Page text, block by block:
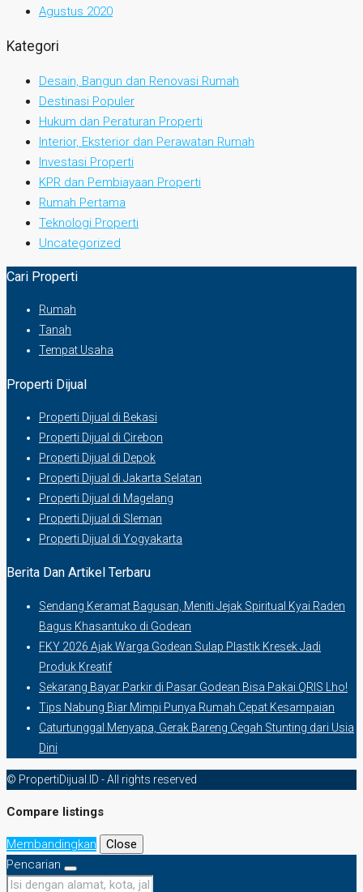
Agustus 2020
Kategori
Desain, Bangun dan Renovasi Rumah
Destinasi Populer
Hukum dan Peraturan Properti
Interior, Eksterior dan Perawatan Rumah
Investasi Properti
KPR dan Pembiayaan Properti
Rumah Pertama
Teknologi Properti
Uncategorized
Cari Properti
Rumah
Tanah
Tempat Usaha
Properti Dijual
Properti Dijual di Bekasi
Properti Dijual di Cirebon
Properti Dijual di Depok
Properti Dijual di Jakarta Selatan
Properti Dijual di Magelang
Properti Dijual di Sleman
Properti Dijual di Yogyakarta
Berita Dan Artikel Terbaru
Sendang Keramat Bagusan, Meniti Jejak Spiritual Kyai Raden
Bagus Khasantuko di Godean
FKY 2026 Ajak Warga Godean Sulap Plastik Kresek Jadi
Produk Kreatif
Sekarang Bayar Parkir di Pasar Godean Bisa Pakai QRIS Lho!
Tips Nabung Biar Mimpi Punya Rumah Cepat Kesampaian
Caturtunggal Menyapa, Gerak Bareng Cegah Stunting dari Usia
Dini
© PropertiDijual.ID - All rights reserved
Compare listings
Membandingkan
Close
Pencarian